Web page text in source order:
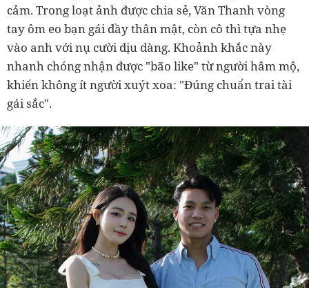
cảm. Trong loạt ảnh được chia sẻ, Văn Thanh vòng
tay ôm eo bạn gái đầy thân mật, còn cô thì tựa nhẹ
vào anh với nụ cười dịu dàng. Khoảnh khắc này
nhanh chóng nhận được "bão like" từ người hâm mộ,
khiến không ít người xuýt xoa: "Đúng chuẩn trai tài
gái sắc".